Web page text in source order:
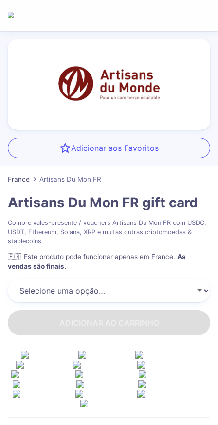
Adicionar aos Favoritos
France Artisans Du Mon FR
Artisans Du Mon FR gift card
Compre vales-presente / vouchers Artisans Du Mon FR com USDC,
USDT, Ethereum, Solana, XRP e muitas outras criptomoedas &
stablecoins
🇫🇷 Este produto pode funcionar apenas em France. As
vendas são finais.